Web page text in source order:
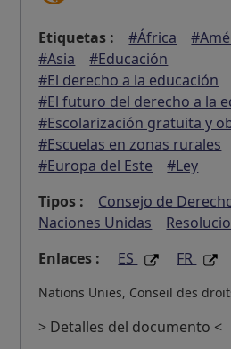
Etiquetas : #África
#Asia
#Educación
#El derecho a la educación
#El futuro del derecho a la
#Escolarización gratuita y
#Escuelas en zonas rurales
#Europa del Este
#Ley
Tipos :
Consejo de
Naciones Unidas
Enlaces :
ES FR
Nations Unies, Conseil des
> Detalles del documento <